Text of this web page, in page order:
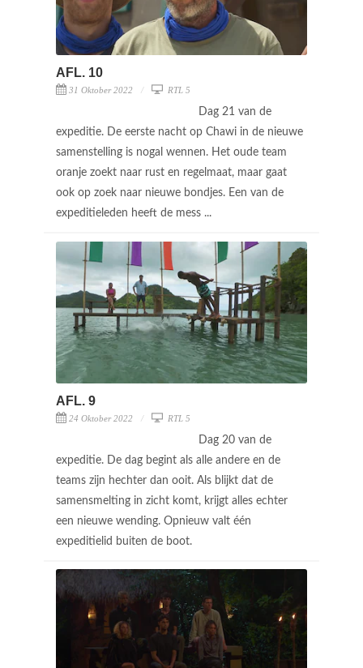
AFL. 10
31 Oktober 2022 RTL 5
Dag 21 van de
expeditie. De eerste nacht op Chawi in de nieuwe
samenstelling is nogal wennen. Het oude team
oranje zoekt naar rust en regelmaat, maar gaat
ook op zoek naar nieuwe bondjes. Een van de
expeditieleden heeft de mess ...
AFL. 9
24 Oktober 2022 RTL 5
Dag 20 van de
expeditie. De dag begint als alle andere en de
teams zijn hechter dan ooit. Als blijkt dat de
samensmelting in zicht komt, krijgt alles echter
een nieuwe wending. Opnieuw valt één
expeditielid buiten de boot.